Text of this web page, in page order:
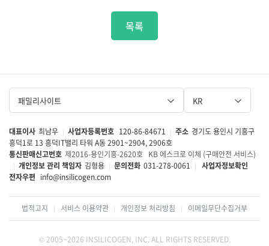
목록
대표이사 최남우 사업자등록번호 120-86-84671 주소 경기도 용인시 기흥구
흥덕1로 13 흥덕IT밸리 타워 A동 2901~2904, 2906호
통신판매신고번호 제2016-용인기흥-2620호 KB 에스크로 이체 (구매안전 서비스)
개인정보 관리 책임자 김형용 문의전화 031-278-0061
사업자정보확인
전자우편 info@insilicogen.com
패밀리사이트 KR
법적고지 서비스 이용약관 개인정보 처리방침 이메일무단수집거부
© 2005~2026 INSILICOGEN, INC. ALL RIGHTS RESERVED.